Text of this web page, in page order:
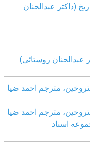
(داکتر عبدالحنان
عبدالحنان روستائی)
مترجم احمد ضیا
مترجم احمد ضیا
اسناد